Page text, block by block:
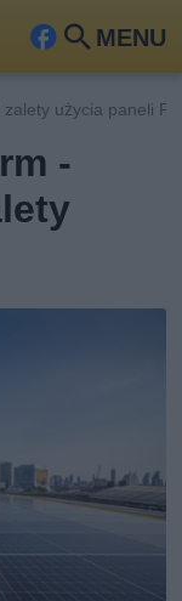
MENU
Fa
ook
Szu
kaj
użycia paneli PV
-